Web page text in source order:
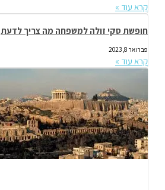
קרא עוד »
חופשת סקי זולה למשפחה מה צריך לדעת
פברואר 8, 2023
קרא עוד »